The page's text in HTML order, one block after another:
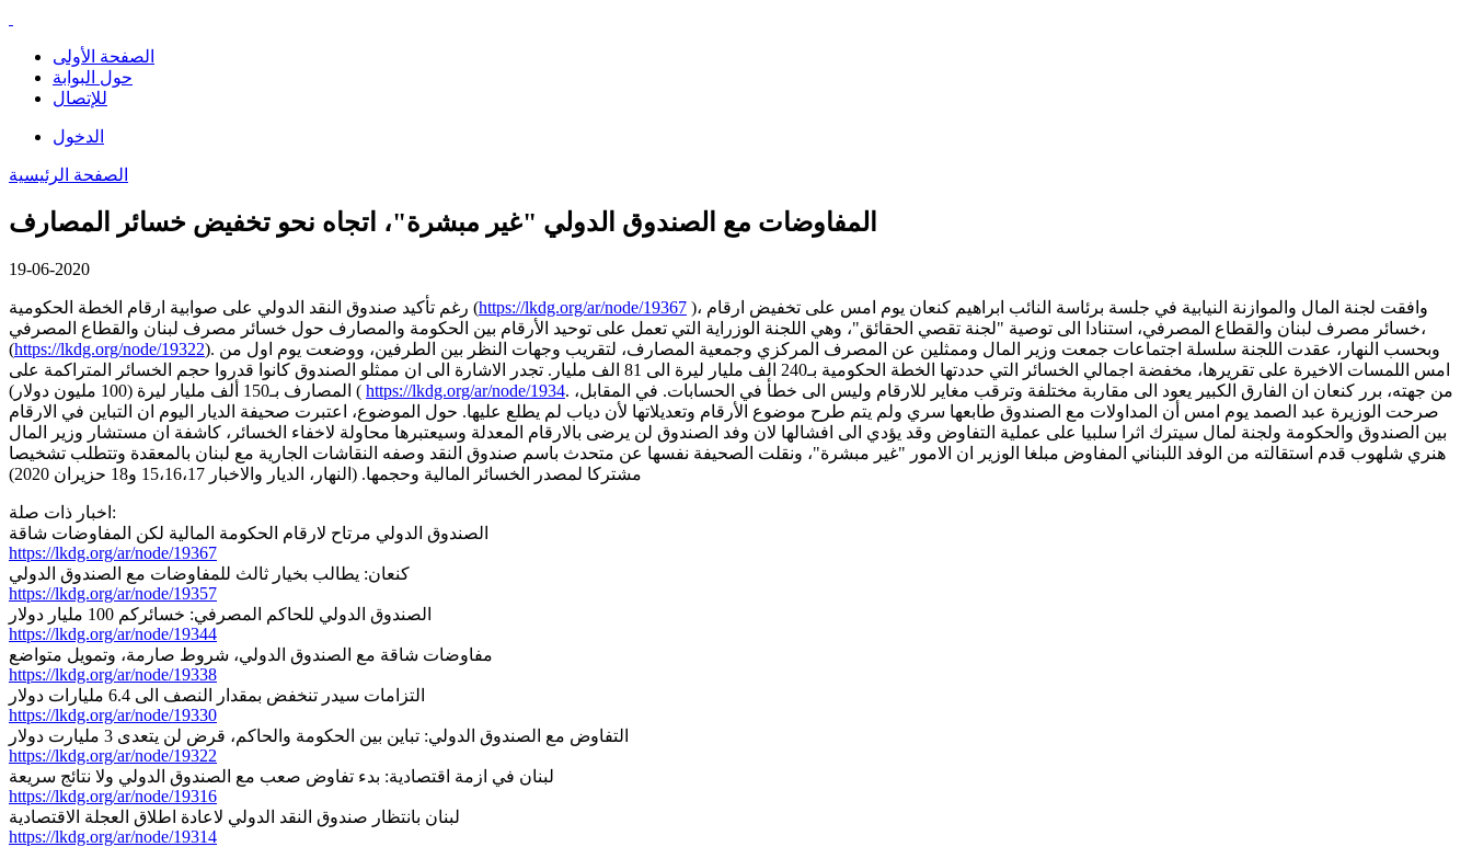
الصفحة الأولى
حول البوابة
للإتصال
الدخول
الصفحة الرئيسية
المفاوضات مع الصندوق الدولي "غير مبشرة"، اتجاه نحو تخفيض خسائر المصارف
19-06-2020
رغم تأكيد صندوق النقد الدولي على صوابية ارقام الخطة الحكومية (https://lkdg.org/ar/node/19367 )، وافقت لجنة المال والموازنة النيابية في جلسة برئاسة النائب ابراهيم كنعان يوم امس على تخفيض ارقام
خسائر مصرف لبنان والقطاع المصرفي، استنادا الى توصية "لجنة تقصي الحقائق"، وهي اللجنة الوزراية التي تعمل على توحيد الأرقام بين الحكومة والمصارف حول خسائر مصرف لبنان والقطاع المصرفي،
(https://lkdg.org/node/19322). وبحسب النهار، عقدت اللجنة سلسلة اجتماعات جمعت وزير المال وممثلين عن المصرف المركزي وجمعية المصارف، لتقريب وجهات النظر بين الطرفين، ووضعت يوم اول من
امس اللمسات الاخيرة على تقريرها، مخفضة اجمالي الخسائر التي حددتها الخطة الحكومية بـ240 الف مليار ليرة الى 81 الف مليار. تجدر الاشارة الى ان ممثلو الصندوق كانوا قدروا حجم الخسائر المتراكمة على
المصارف بـ150 ألف مليار ليرة (100 مليون دولار) ( https://lkdg.org/ar/node/1934. من جهته، برر كنعان ان الفارق الكبير يعود الى مقاربة مختلفة وترقب مغاير للارقام وليس الى خطأ في الحسابات. في المقابل،
صرحت الوزيرة عبد الصمد يوم امس أن المداولات مع الصندوق طابعها سري ولم يتم طرح موضوع الأرقام وتعديلاتها لأن دياب لم يطلع عليها. حول الموضوع، اعتبرت صحيفة الديار اليوم ان التباين في الارقام
بين الصندوق والحكومة ولجنة لمال سيترك اثرا سلبيا على عملية التفاوض وقد يؤدي الى افشالها لان وفد الصندوق لن يرضى بالارقام المعدلة وسيعتبرها محاولة لاخفاء الخسائر، كاشفة ان مستشار وزير المال
هنري شلهوب قدم استقالته من الوفد اللبناني المفاوض مبلغا الوزير ان الامور "غير مبشرة"، ونقلت الصحيفة نفسها عن متحدث باسم صندوق النقد وصفه النقاشات الجارية مع لبنان بالمعقدة وتتطلب تشخيصا
مشتركا لمصدر الخسائر المالية وحجمها. (النهار، الديار والاخبار 15،16،17 و18 حزيران 2020)
اخبار ذات صلة:
الصندوق الدولي مرتاح لارقام الحكومة المالية لكن المفاوضات شاقة
https://lkdg.org/ar/node/19367
كنعان: يطالب بخيار ثالث للمفاوضات مع الصندوق الدولي
https://lkdg.org/ar/node/19357
الصندوق الدولي للحاكم المصرفي: خسائركم 100 مليار دولار
https://lkdg.org/ar/node/19344
مفاوضات شاقة مع الصندوق الدولي، شروط صارمة، وتمويل متواضع
https://lkdg.org/ar/node/19338
التزامات سيدر تنخفض بمقدار النصف الى 6.4 مليارات دولار
https://lkdg.org/ar/node/19330
التفاوض مع الصندوق الدولي: تباين بين الحكومة والحاكم، قرض لن يتعدى 3 مليارت دولار
https://lkdg.org/ar/node/19322
لبنان في ازمة اقتصادية: بدء تفاوض صعب مع الصندوق الدولي ولا نتائج سريعة
https://lkdg.org/ar/node/19316
لبنان بانتظار صندوق النقد الدولي لاعادة اطلاق العجلة الاقتصادية
https://lkdg.org/ar/node/19314